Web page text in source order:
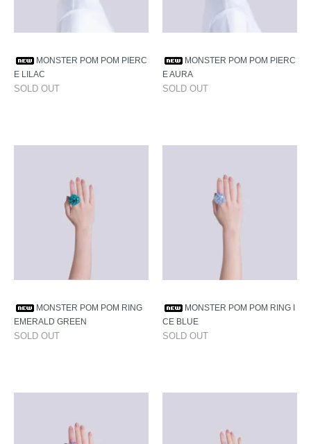
MONSTER POM POM PIERC
E LILAC
SOLD OUT
MONSTER POM POM PIERC
E AURA
SOLD OUT
MONSTER POM POM RING
EMERALD GREEN
SOLD OUT
MONSTER POM POM RING I
CE BLUE
SOLD OUT